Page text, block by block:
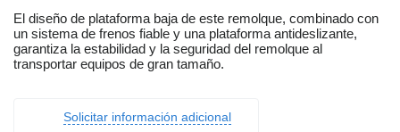
El diseño de plataforma baja de este remolque, combinado con
un sistema de frenos fiable y una plataforma antideslizante,
garantiza la estabilidad y la seguridad del remolque al
transportar equipos de gran tamaño.
Solicitar información adicional